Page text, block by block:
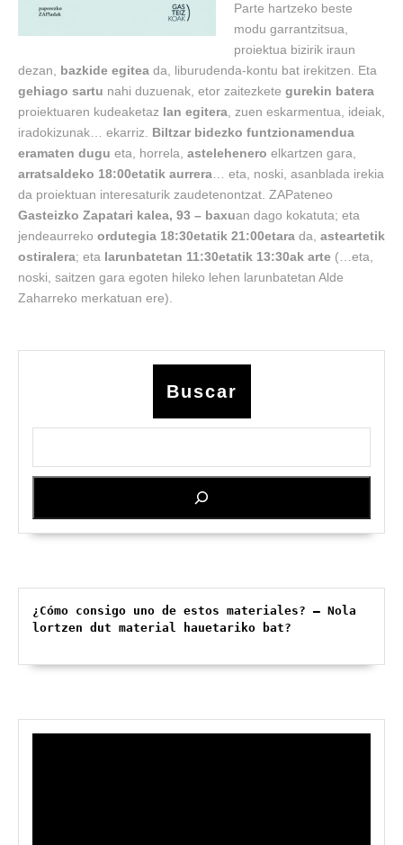
Parte hartzeko beste
modu garrantzitsua,
proiektua bizirik iraun
dezan, bazkide egitea da, liburudenda-kontu bat irekitzen. Eta
gehiago sartu nahi duzuenak, etor zaitezkete gurekin batera
proiektuaren kudeaketaz lan egitera , zuen eskarmentua, ideiak,
iradokizunak… ekarriz. Biltzar bidezko funtzionamendua
eramaten dugu eta, horrela, astelehenero elkartzen gara,
arratsaldeko 18:00etatik aurrera … eta, noski, asanblada irekia
da proiektuan interesaturik zaudetenontzat. ZAPateneo
Gasteizko Zapatari kalea, 93 – baxuan dago kokatuta; eta
jendeaurreko ordutegia 18:30etatik 21:00etara da, asteartetik
ostiralera; eta larunbatetan 11:30etatik 13:30ak arte (…eta,
noski, saitzen gara egoten hileko lehen larunbatetan Alde
Zaharreko merkatuan ere).
Buscar
¿Cómo consigo uno de estos materiales? – Nola
lortzen dut material hauetariko bat?